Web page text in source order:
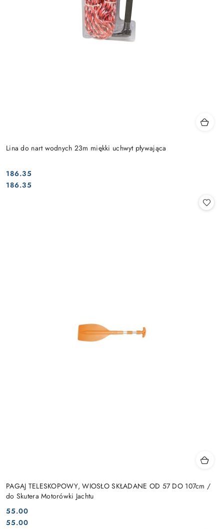
Lina do nart wodnych 23m miękki uchwyt pływająca
Cena:
186.35
Cena:
186.35
PAGAJ TELESKOPOWY, WIOSŁO SKŁADANE OD 57 DO 107cm /
do Skutera Motorówki Jachtu
Cena:
55.00
Cena:
55.00